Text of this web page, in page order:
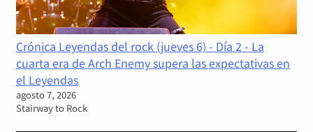
Crónica Leyendas del rock (jueves 6) - Día 2 - La
cuarta era de Arch Enemy supera las expectativas en
el Leyendas
agosto 7, 2026
Stairway to Rock